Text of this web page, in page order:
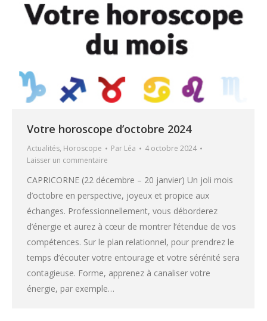
Votre horoscope d’octobre 2024
Actualités, Horoscope Par Léa
4 octobre 2024
Laisser un commentaire
CAPRICORNE (22 décembre – 20 janvier) Un joli mois
d’octobre en perspective, joyeux et propice aux
échanges. Professionnellement, vous déborderez
d’énergie et aurez à cœur de montrer l’étendue de vos
compétences. Sur le plan relationnel, pour prendrez le
temps d’écouter votre entourage et votre sérénité sera
contagieuse. Forme, apprenez à canaliser votre
énergie, par exemple…